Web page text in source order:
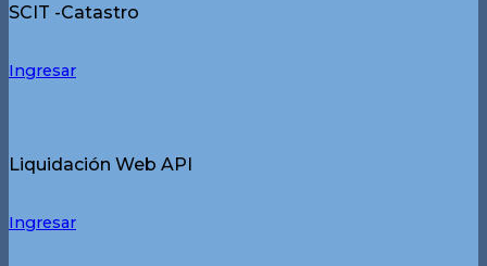
SCIT -Catastro
Ingresar
Liquidación Web API
Ingresar